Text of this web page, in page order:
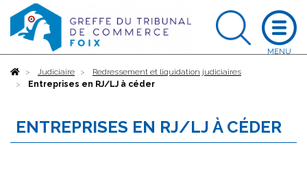
AccueilJudiciaire
Redressement et liquidation judiciaires
Entreprises en RJ/LJ à céder
ENTREPRISES EN RJ/LJ À CÉDER